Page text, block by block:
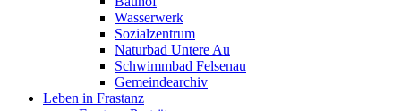
Wasserwerk
Sozialzentrum
Naturbad Untere Au
Schwimmbad Felsenau
Gemeindearchiv
Leben in Frastanz